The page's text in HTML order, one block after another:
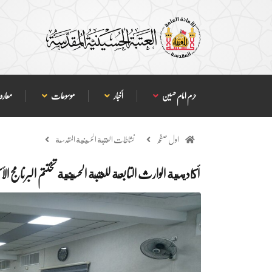
حرم امام حسین أخبار موسوعات
اول صفحہ نشاطات العتبة الحسينية المقدسة
أكاديمية الوارث التابعة للعتبة الحسينية تختتم